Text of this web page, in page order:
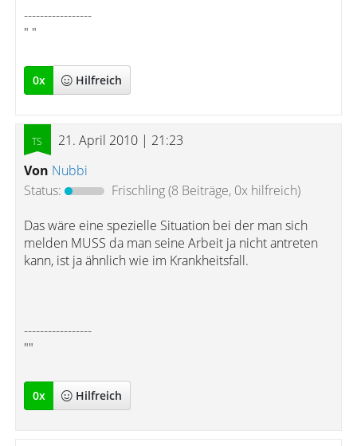
-----------------
" "
0x Hilfreich
21. April 2010 | 21:23
Von Nubbi
Status:
Frischling(8 Beiträge, 0x hilfreich)
Das wäre eine spezielle Situation bei der man sich
melden MUSS da man seine Arbeit ja nicht antreten
kann, ist ja ähnlich wie im Krankheitsfall.
-----------------
""
0x Hilfreich